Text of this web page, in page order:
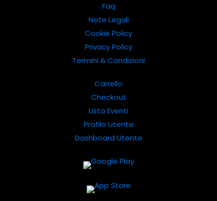
Faq
Note Legali
Cookie Policy
Privacy Policy
Termini & Condizioni
Carrello
Checkout
Lista Eventi
Profilo Utente
Dashboard Utente